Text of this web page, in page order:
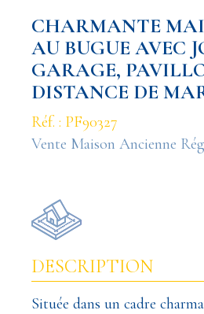
CHARMANTE
AU BUGUE AVEC
GARAGE,
DISTANCE DE
Réf. : PF90327
Vente Maison Ancienne
DESCRIPTION
Située dans un cadre